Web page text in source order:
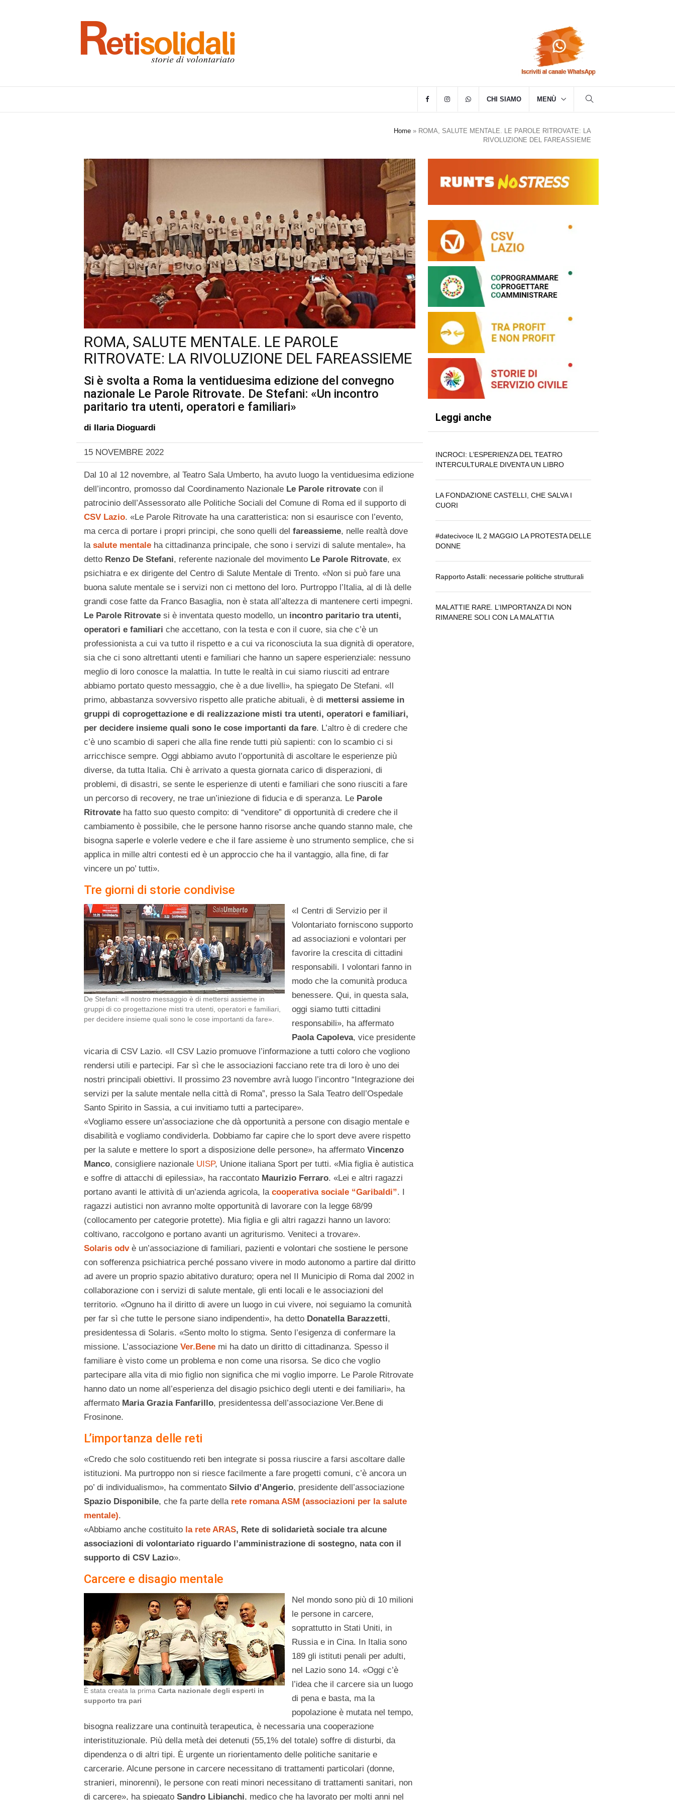
CHI SIAMO MENÙ
Home » ROMA, SALUTE MENTALE. LE PAROLE RITROVATE: LA
RIVOLUZIONE DEL FAREASSIEME
ROMA, SALUTE MENTALE. LE PAROLE
RITROVATE: LA RIVOLUZIONE DEL FAREASSIEME
Si è svolta a Roma la ventiduesima edizione del convegno
nazionale Le Parole Ritrovate. De Stefani: «Un incontro
paritario tra utenti, operatori e familiari»
di Ilaria Dioguardi
15 NOVEMBRE 2022
Dal 10 al 12 novembre, al Teatro Sala Umberto, ha avuto luogo la ventiduesima edizione
dell’incontro, promosso dal Coordinamento Nazionale Le Parole ritrovate con il
patrocinio dell’Assessorato alle Politiche Sociali del Comune di Roma ed il supporto di
CSV Lazio. «Le Parole Ritrovate ha una caratteristica: non si esaurisce con l’evento,
ma cerca di portare i propri principi, che sono quelli del fareassieme, nelle realtà dove
la salute mentale ha cittadinanza principale, che sono i servizi di salute mentale», ha
detto Renzo De Stefani, referente nazionale del movimento Le Parole Ritrovate, ex
psichiatra e ex dirigente del Centro di Salute Mentale di Trento. «Non si può fare una
buona salute mentale se i servizi non ci mettono del loro. Purtroppo l’Italia, al di là delle
grandi cose fatte da Franco Basaglia, non è stata all’altezza di mantenere certi impegni.
Le Parole Ritrovate si è inventata questo modello, un incontro paritario tra utenti,
operatori e familiari che accettano, con la testa e con il cuore, sia che c’è un
professionista a cui va tutto il rispetto e a cui va riconosciuta la sua dignità di operatore,
sia che ci sono altrettanti utenti e familiari che hanno un sapere esperienziale: nessuno
meglio di loro conosce la malattia. In tutte le realtà in cui siamo riusciti ad entrare
abbiamo portato questo messaggio, che è a due livelli», ha spiegato De Stefani. «Il
primo, abbastanza sovversivo rispetto alle pratiche abituali, è di mettersi assieme in
gruppi di coprogettazione e di realizzazione misti tra utenti, operatori e familiari,
per decidere insieme quali sono le cose importanti da fare. L’altro è di credere che
c’è uno scambio di saperi che alla fine rende tutti più sapienti: con lo scambio ci si
arricchisce sempre. Oggi abbiamo avuto l’opportunità di ascoltare le esperienze più
diverse, da tutta Italia. Chi è arrivato a questa giornata carico di disperazioni, di
problemi, di disastri, se sente le esperienze di utenti e familiari che sono riusciti a fare
un percorso di recovery, ne trae un’iniezione di fiducia e di speranza. Le Parole
Ritrovate ha fatto suo questo compito: di “venditore” di opportunità di credere che il
cambiamento è possibile, che le persone hanno risorse anche quando stanno male, che
bisogna saperle e volerle vedere e che il fare assieme è uno strumento semplice, che si
applica in mille altri contesti ed è un approccio che ha il vantaggio, alla fine, di far
vincere un po’ tutti».
Tre giorni di storie condivise
De Stefani: «Il nostro messaggio è di mettersi assieme in
gruppi di co progettazione misti tra utenti, operatori e familiari,
per decidere insieme quali sono le cose importanti da fare».
«I Centri di Servizio per il
Volontariato forniscono supporto
ad associazioni e volontari per
favorire la crescita di cittadini
responsabili. I volontari fanno in
modo che la comunità produca
benessere. Qui, in questa sala,
oggi siamo tutti cittadini
responsabili», ha affermato
Paola Capoleva, vice presidente
vicaria di CSV Lazio. «Il CSV Lazio promuove l’informazione a tutti coloro che vogliono
rendersi utili e partecipi. Far sì che le associazioni facciano rete tra di loro è uno dei
nostri principali obiettivi. Il prossimo 23 novembre avrà luogo l’incontro “Integrazione dei
servizi per la salute mentale nella città di Roma”, presso la Sala Teatro dell’Ospedale
Santo Spirito in Sassia, a cui invitiamo tutti a partecipare».
«Vogliamo essere un’associazione che dà opportunità a persone con disagio mentale e
disabilità e vogliamo condividerla. Dobbiamo far capire che lo sport deve avere rispetto
per la salute e mettere lo sport a disposizione delle persone», ha affermato Vincenzo
Manco, consigliere nazionale UISP, Unione italiana Sport per tutti. «Mia figlia è autistica
e soffre di attacchi di epilessia», ha raccontato Maurizio Ferraro. «Lei e altri ragazzi
portano avanti le attività di un’azienda agricola, la cooperativa sociale “Garibaldi”. I
ragazzi autistici non avranno molte opportunità di lavorare con la legge 68/99
(collocamento per categorie protette). Mia figlia e gli altri ragazzi hanno un lavoro:
coltivano, raccolgono e portano avanti un agriturismo. Veniteci a trovare».
Solaris odvè un’associazione di familiari, pazienti e volontari che sostiene le persone
con sofferenza psichiatrica perché possano vivere in modo autonomo a partire dal diritto
ad avere un proprio spazio abitativo duraturo; opera nel II Municipio di Roma dal 2002 in
collaborazione con i servizi di salute mentale, gli enti locali e le associazioni del
territorio. «Ognuno ha il diritto di avere un luogo in cui vivere, noi seguiamo la comunità
per far sì che tutte le persone siano indipendenti», ha detto Donatella Barazzetti,
presidentessa di Solaris. «Sento molto lo stigma. Sento l’esigenza di confermare la
missione. L’associazione Ver.Bene mi ha dato un diritto di cittadinanza. Spesso il
familiare è visto come un problema e non come una risorsa. Se dico che voglio
partecipare alla vita di mio figlio non significa che mi voglio imporre. Le Parole Ritrovate
hanno dato un nome all’esperienza del disagio psichico degli utenti e dei familiari», ha
affermato Maria Grazia Fanfarillo, presidentessa dell’associazione Ver.Bene di
Frosinone.
L’importanza delle reti
«Credo che solo costituendo reti ben integrate si possa riuscire a farsi ascoltare dalle
istituzioni. Ma purtroppo non si riesce facilmente a fare progetti comuni, c’è ancora un
po’ di individualismo», ha commentato Silvio d’Angerio, presidente dell’associazione
Spazio Disponibile, che fa parte della rete romana ASM (associazioni per la salute
mentale).
«Abbiamo anche costituito la rete ARAS, Rete di solidarietà sociale tra alcune
associazioni di volontariato riguardo l’amministrazione di sostegno, nata con il
supporto di CSV Lazio».
Carcere e disagio mentale
È stata creata la prima Carta nazionale degli esperti in
supporto tra pari
Nel mondo sono più di 10 milioni
le persone in carcere,
soprattutto in Stati Uniti, in
Russia e in Cina. In Italia sono
189 gli istituti penali per adulti,
nel Lazio sono 14. «Oggi c’è
l’idea che il carcere sia un luogo
di pena e basta, ma la
popolazione è mutata nel tempo,
bisogna realizzare una continuità terapeutica, è necessaria una cooperazione
interistituzionale. Più della metà dei detenuti (55,1% del totale) soffre di disturbi, da
dipendenza o di altri tipi. È urgente un riorientamento delle politiche sanitarie e
carcerarie. Alcune persone in carcere necessitano di trattamenti particolari (donne,
stranieri, minorenni), le persone con reati minori necessitano di trattamenti sanitari, non
di carcere», ha spiegato Sandro Libianchi, medico che ha lavorato per molti anni nel
Leggi anche
INCROCI: L’ESPERIENZA DEL TEATRO
INTERCULTURALE DIVENTA UN LIBRO
LA FONDAZIONE CASTELLI, CHE SALVA I
CUORI
#datecivoce IL 2 MAGGIO LA PROTESTA DELLE
DONNE
Rapporto Astalli: necessarie politiche strutturali
MALATTIE RARE. L’IMPORTANZA DI NON
RIMANERE SOLI CON LA MALATTIA